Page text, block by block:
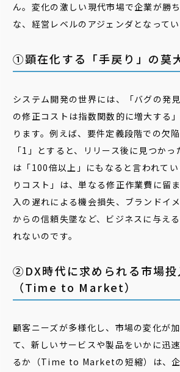
ん。変化の激しい現代市場で企業が勝
な、経営レベルのアジェンダとなってい
①顕在化する「手戻り」の莫
システム開発の世界には、「バグの発
の修正コストは指数関数的に増大する
ります。例えば、要件定義段階での欠
「1」とすると、リリース後に見つか
は「100倍以上」にもなると言われて
りコスト」は、単なる修正作業費に留
入の遅れによる機会損失、ブランドイ
からの信頼失墜など、ビジネスに与え
れないのです。
②DX時代に求められる市場投
（Time to Market）
顧客ニーズが多様化し、市場の変化が
て、新しいサービスや製品をいかに迅
るか（Time to Marketの短縮）は、